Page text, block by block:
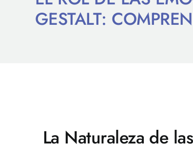
GESTALT:
La Naturaleza de